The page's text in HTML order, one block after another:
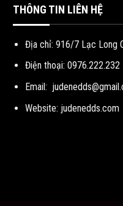
THÔNG TIN LIÊN HỆ
Địa chỉ: 916/7 Lạc Long
Điện thoại: 0976.222.232
Email:
Website: judenedds.com